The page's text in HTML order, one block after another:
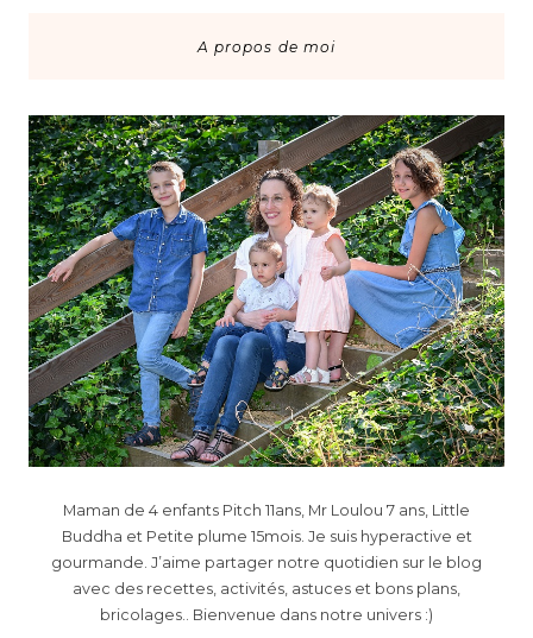
A propos de moi
Maman de 4 enfants Pitch 11ans, Mr Loulou 7 ans, Little
Buddha et Petite plume 15mois. Je suis hyperactive et
gourmande. J’aime partager notre quotidien sur le blog
avec des recettes, activités, astuces et bons plans,
bricolages.. Bienvenue dans notre univers :)